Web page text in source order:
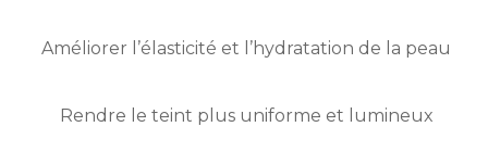
Améliorer l’élasticité et l’hydratation de la peau
Rendre le teint plus uniforme et lumineux